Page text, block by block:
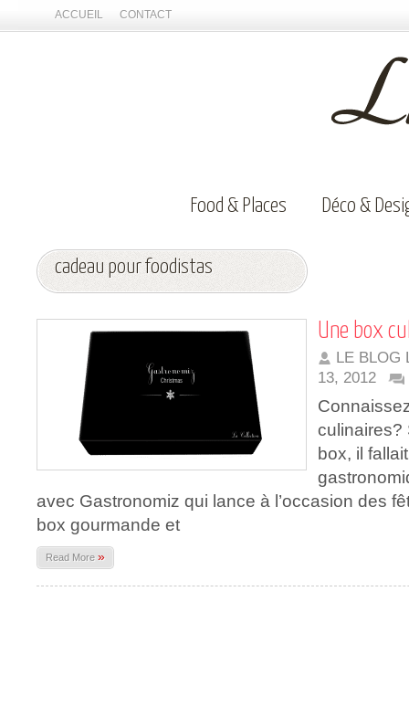
ACCUEIL CONTACT
Food & Places Déco &
cadeau pour foodistas
Une box
LE BLOG
13, 2012
culinaires?
box, il
avec Gastronomiz qui lance à l’occasion des
box gourmande et
Read More »